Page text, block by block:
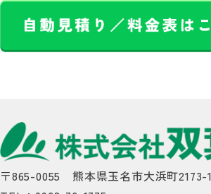
〒865-0055 熊本県玉名市大浜町2173-1